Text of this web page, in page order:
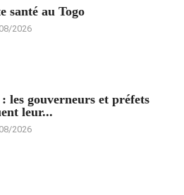
santé au Togo
2026
: les gouverneurs et préfets
leur...
2026